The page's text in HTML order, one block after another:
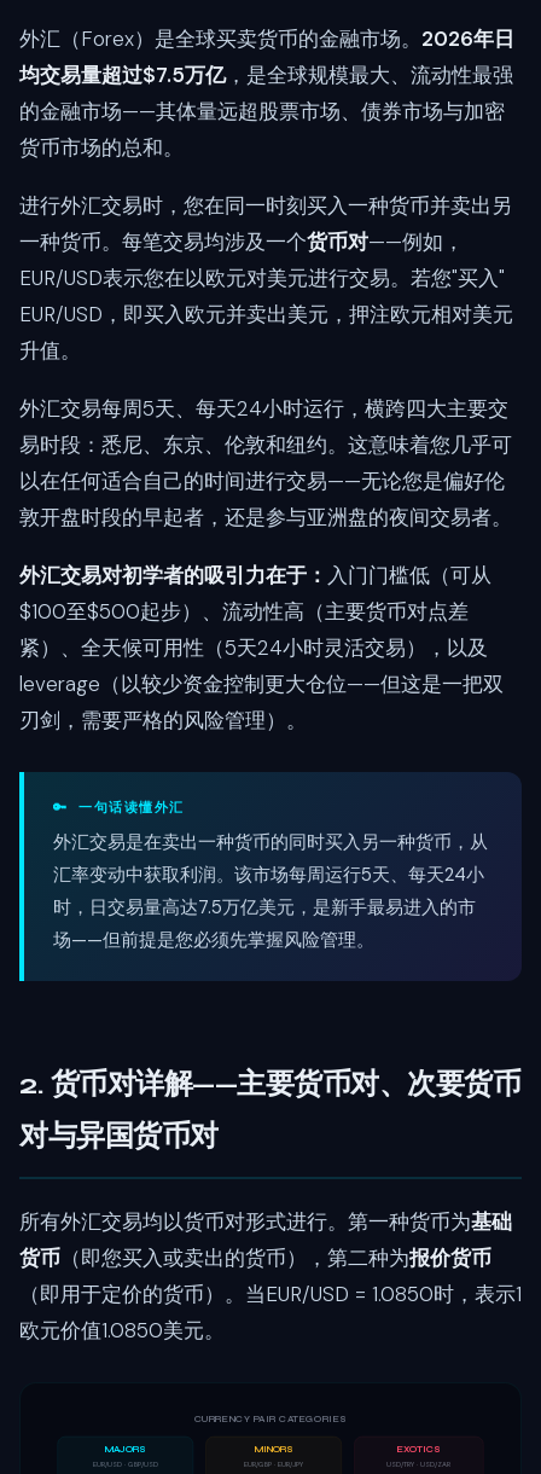
外汇（Forex）是全球买卖货币的金融市场。 2026年日
均交易量超过$7.5万亿，是全球规模最大、流动性最强
的金融市场——其体量远超股票市场、债券市场与加密
货币市场的总和。
进行外汇交易时，您在同一时刻买入一种货币并卖出另
一种货币。每笔交易均涉及一个货币对——例如，
EUR/USD表示您在以欧元对美元进行交易。若您"买入"
EUR/USD，即买入欧元并卖出美元，押注欧元相对美元
升值。
外汇交易每周5天、每天24小时运行，横跨四大主要交
易时段：悉尼、东京、伦敦和纽约。这意味着您几乎可
以在任何适合自己的时间进行交易——无论您是偏好伦
敦开盘时段的早起者，还是参与亚洲盘的夜间交易者。
外汇交易对初学者的吸引力在于： 入门门槛低（可从
$100至$500起步）、流动性高（主要货币对点差
紧）、全天候可用性（5天24小时灵活交易），以及
leverage（以较少资金控制更大仓位——但这是一把双
刃剑，需要严格的风险管理）。
🔑 一句话读懂外汇
外汇交易是在卖出一种货币的同时买入另一种货币，从
汇率变动中获取利润。该市场每周运行5天、每天24小
时，日交易量高达7.5万亿美元，是新手最易进入的市
场——但前提是您必须先掌握风险管理。
2. 货币对详解——主要货币对、次要货币
对与异国货币对
所有外汇交易均以货币对形式进行。第一种货币为基础
货币 （即您买入或卖出的货币），第二种为报价货币
（即用于定价的货币）。当EUR/USD = 1.0850时，表示1
欧元价值1.0850美元。
CURRENCY PAIR CATEGORIES
MAJORS
EUR/USD · GBP/USD
MINORS
EUR/GBP · EUR/JPY
EXOTICS
USD/TRY · USD/ZAR